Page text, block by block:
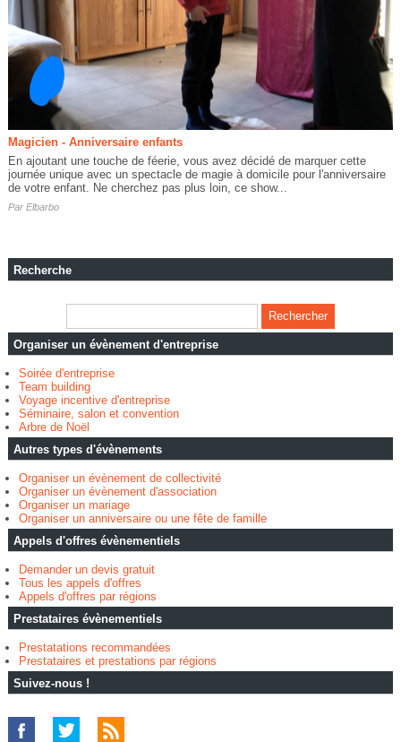
Magicien - Anniversaire enfants
En ajoutant une touche de féerie, vous avez décidé de marquer cette
journée unique avec un spectacle de magie à domicile pour l'anniversaire
de votre enfant. Ne cherchez pas plus loin, ce show...
Par Elbarbo
Recherche
Organiser un évènement d'entreprise
Soirée d'entreprise
Team building
Voyage incentive d'entreprise
Séminaire, salon et convention
Arbre de Noël
Autres types d'évènements
Organiser un évènement de collectivité
Organiser un évènement d'association
Organiser un mariage
Organiser un anniversaire ou une fête de famille
Appels d'offres évènementiels
Demander un devis gratuit
Tous les appels d'offres
Appels d'offres par régions
Prestataires évènementiels
Prestatations recommandées
Prestataires et prestations par régions
Suivez-nous !